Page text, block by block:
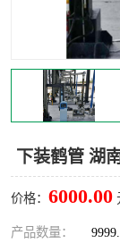
下装鹤管 湖
价格： 6000.00
产品数量：
汽车鹤管
底部鹤管
浮动出油装置